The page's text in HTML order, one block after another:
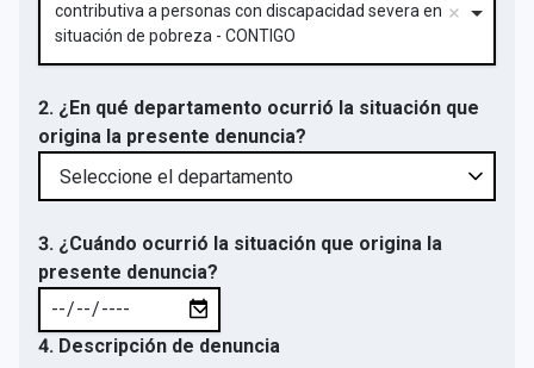
contributiva a personas con discapacidad severa en
situación de pobreza - CONTIGO
2. ¿En qué departamento ocurrió la situación que
origina la presente denuncia?
3. ¿Cuándo ocurrió la situación que origina la
presente denuncia?
4. Descripción de denuncia